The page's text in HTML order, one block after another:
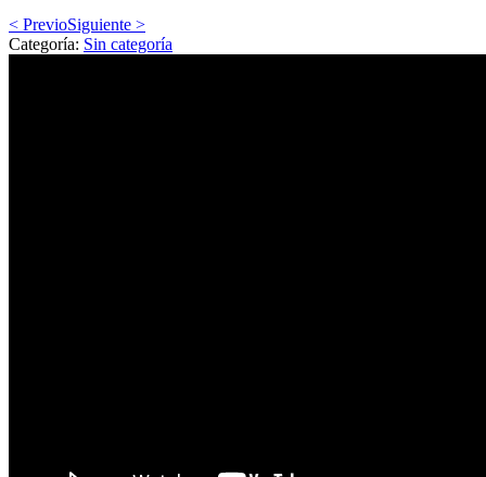
< PrevioSiguiente >
Categoría: Sin categoría